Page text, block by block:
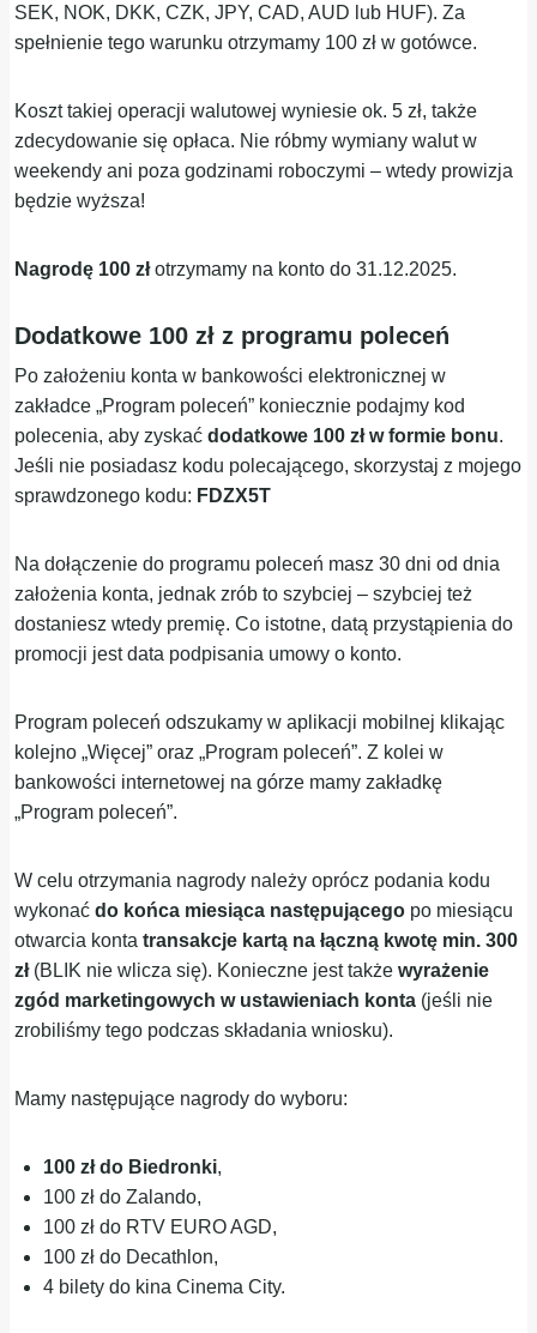
SEK, NOK, DKK, CZK, JPY, CAD, AUD lub HUF). Za
spełnienie tego warunku otrzymamy 100 zł w gotówce.
Koszt takiej operacji walutowej wyniesie ok. 5 zł, także
zdecydowanie się opłaca. Nie róbmy wymiany walut w
weekendy ani poza godzinami roboczymi – wtedy prowizja
będzie wyższa!
Nagrodę 100 złotrzymamy na konto do 31.12.2025.
Dodatkowe 100 zł z programu poleceń
Po założeniu konta w bankowości elektronicznej w
zakładce „Program poleceń” koniecznie podajmy kod
polecenia, aby zyskaćdodatkowe 100 zł w formie bonu.
Jeśli nie posiadasz kodu polecającego, skorzystaj z mojego
sprawdzonego kodu: FDZX5T
Na dołączenie do programu poleceń masz 30 dni od dnia
założenia konta, jednak zrób to szybciej – szybciej też
dostaniesz wtedy premię. Co istotne, datą przystąpienia do
promocji jest data podpisania umowy o konto.
Program poleceń odszukamy w aplikacji mobilnej klikając
kolejno „Więcej” oraz „Program poleceń”. Z kolei w
bankowości internetowej na górze mamy zakładkę
„Program poleceń”.
W celu otrzymania nagrody należy oprócz podania kodu
wykonaćdo końca miesiąca następującego po miesiącu
otwarcia kontatransakcje kartą na łączną kwotę min. 300
zł(BLIK nie wlicza się). Konieczne jest takżewyrażenie
zgód marketingowych w ustawieniach konta (jeśli nie
zrobiliśmy tego podczas składania wniosku).
Mamy następujące nagrody do wyboru:
100 zł do Biedronki,
100 zł do Zalando,
100 zł do RTV EURO AGD,
100 zł do Decathlon,
4 bilety do kina Cinema City.